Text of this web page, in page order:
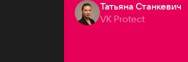
Татьяна Станкевич
VK Protect